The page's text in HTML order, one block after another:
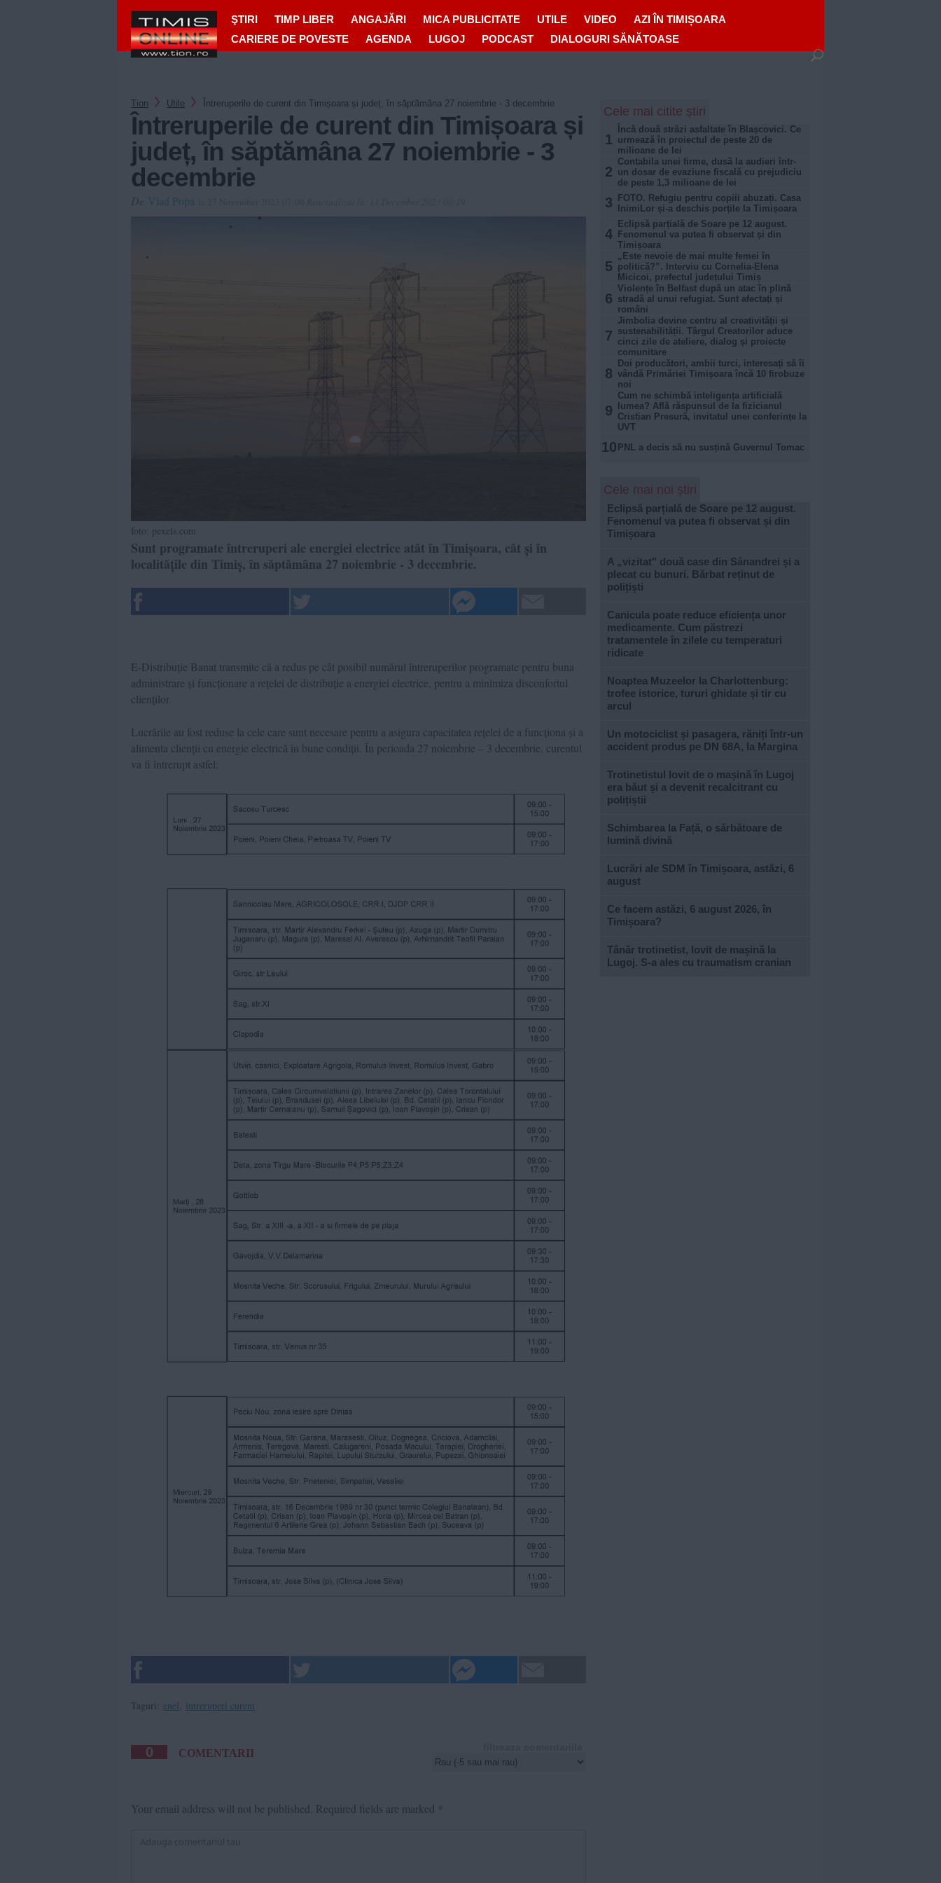
ŞTIRI TIMP LIBER ANGAJĂRI MICA PUBLICITATE UTILE VIDEO
AZI ÎN TIMIȘOARA
CARIERE DE POVESTE
AGENDA LUGOJ PODCAST DIALOGURI SĂNĂTOASE
Tion Utile Întreruperile de curent din Timișoara și județ, în săptămâna 27 noiembrie - 3 decembrie
Întreruperile de curent din Timișoara și
județ, în săptămâna 27 noiembrie - 3
decembrie
Vlad Popa
foto: pexels.com
Sunt programate întreruperi ale energiei electrice atât în Timișoara, cât și în
localitățile din Timiș, în săptămâna 27 noiembrie - 3 decembrie.
E-Distribuție Banat transmite că a redus pe cât posibil numărul întreruperilor programate pentru buna
administrare și funcționare a rețelei de distribuție a energiei electrice, pentru a minimiza disconfortul
clienților.
Lucrările au fost reduse la cele care sunt necesare pentru a asigura capacitatea rețelei de a funcționa și a
alimenta clienții cu energie electrică în bune condiții. În perioada 27 noiembrie – 3 decembrie, curentul
va fi întrerupt astfel:
Taguri: enel, intreruperi curent
0 COMENTARII
Your email address will not be published. Required fields are marked *
Cele mai citite știri
1
Încă două străzi asfaltate în Blașcovici. Ce
urmează în proiectul de peste 20 de
milioane de lei
2
Contabila unei firme, dusă la audieri într-
un dosar de evaziune fiscală cu prejudiciu
de peste 1,3 milioane de lei
3
FOTO. Refugiu pentru copiii abuzați. Casa
InimiLor și-a deschis porțile la Timișoara
4
Eclipsă parțială de Soare pe 12 august.
Fenomenul va putea fi observat și din
Timișoara
5
„Este nevoie de mai multe femei în
politică?”. Interviu cu Cornelia-Elena
Micicoi, prefectul județului Timiș
6
Violențe în Belfast după un atac în plină
stradă al unui refugiat. Sunt afectați și
români
7
Jimbolia devine centru al creativității și
sustenabilității. Târgul Creatorilor aduce
cinci zile de ateliere, dialog și proiecte
comunitare
8
Doi producători, ambii turci, interesați să îi
vândă Primăriei Timișoara încă 10 firobuze
noi
9
Cum ne schimbă inteligența artificială
lumea? Află răspunsul de la fizicianul
Cristian Presură, invitatul unei conferințe la
UVT
10 PNL a decis să nu susțină Guvernul Tomac
Cele mai noi știri
Eclipsă parțială de Soare pe 12 august.
Fenomenul va putea fi observat și din
Timișoara
A „vizitat" două case din Sânandrei și a
plecat cu bunuri. Bărbat reținut de
polițiști
Canicula poate reduce eficiența unor
medicamente. Cum păstrezi
tratamentele în zilele cu temperaturi
ridicate
Noaptea Muzeelor la Charlottenburg:
trofee istorice, tururi ghidate și tir cu
arcul
Un motociclist și pasagera, răniți într-un
accident produs pe DN 68A, la Margina
Trotinetistul lovit de o mașină în Lugoj
era băut și a devenit recalcitrant cu
polițiștii
Schimbarea la Față, o sărbătoare de
lumină divină
Lucrări ale SDM în Timișoara, astăzi, 6
august
Ce facem astăzi, 6 august 2026, în
Timișoara?
Tânăr trotinetist, lovit de mașină la
Lugoj. S-a ales cu traumatism cranian